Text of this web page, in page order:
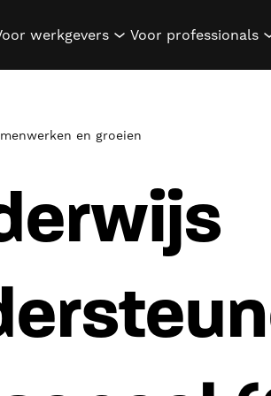
werkgevers show submenu for
Voor professionals
en groeien